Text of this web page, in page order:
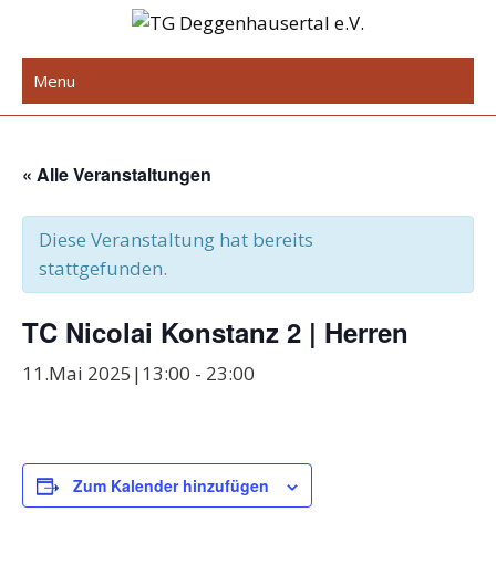
content
TG Deggenhausertal e.V.
Menu
« Alle Veranstaltungen
Diese Veranstaltung hat bereits
stattgefunden.
TC Nicolai Konstanz 2 | Herren
11.Mai 2025|13:00 - 23:00
Zum Kalender hinzufügen